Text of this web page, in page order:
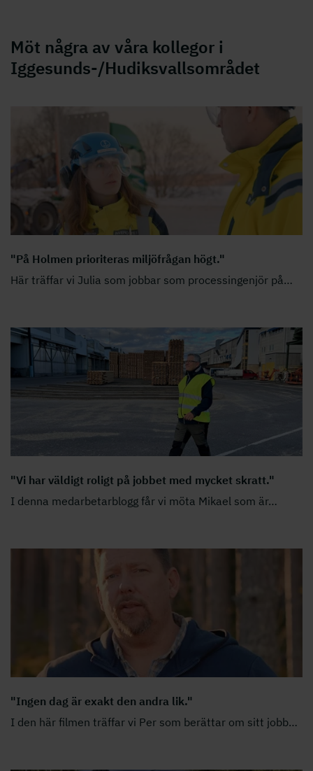
Möt några av våra kollegor i
Iggesunds-/Hudiksvallsområdet
"På Holmen prioriteras miljöfrågan högt."
Här träffar vi Julia som jobbar som processingenjör på…
"Vi har väldigt roligt på jobbet med mycket skratt."
I denna medarbetarblogg får vi möta Mikael som är…
"Ingen dag är exakt den andra lik."
I den här filmen träffar vi Per som berättar om sitt jobb…